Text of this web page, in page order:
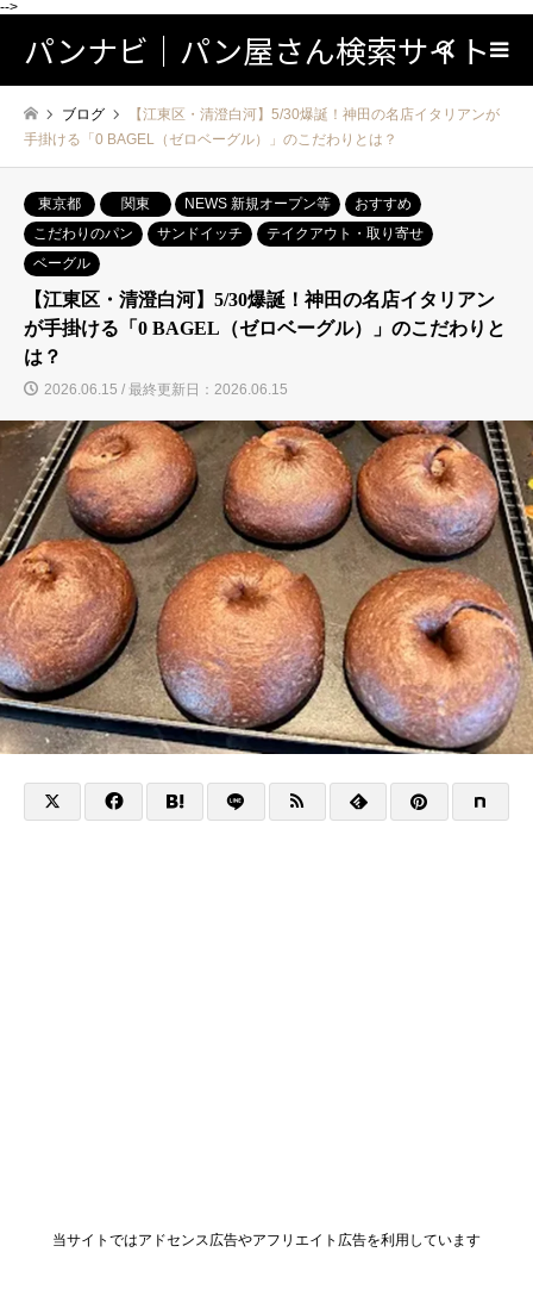
-->
パンナビ｜パン屋さん検索サイト検索
ブログ
【江東区・清澄白河】5/30爆誕！神田の名店イタリアンが
手掛ける「0 BAGEL（ゼロベーグル）」のこだわりとは？
東京都 関東 NEWS 新規オープン等
おすすめ
こだわりのパン
サンドイッチ
テイクアウト・取り寄せ
ベーグル
【江東区・清澄白河】5/30爆誕！神田の名店イタリアン
が手掛ける「0 BAGEL（ゼロベーグル）」のこだわりと
は？
2026.06.15 / 最終更新日：2026.06.15
当サイトではアドセンス広告やアフリエイト広告を利用しています